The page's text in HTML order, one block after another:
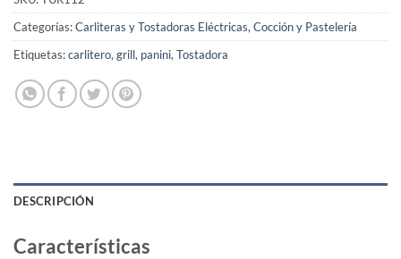
Categorías:Carliteras y Tostadoras Eléctricas, Cocción y Pastelería
Etiquetas:carlitero, grill, panini, Tostadora
DESCRIPCIÓN
Características